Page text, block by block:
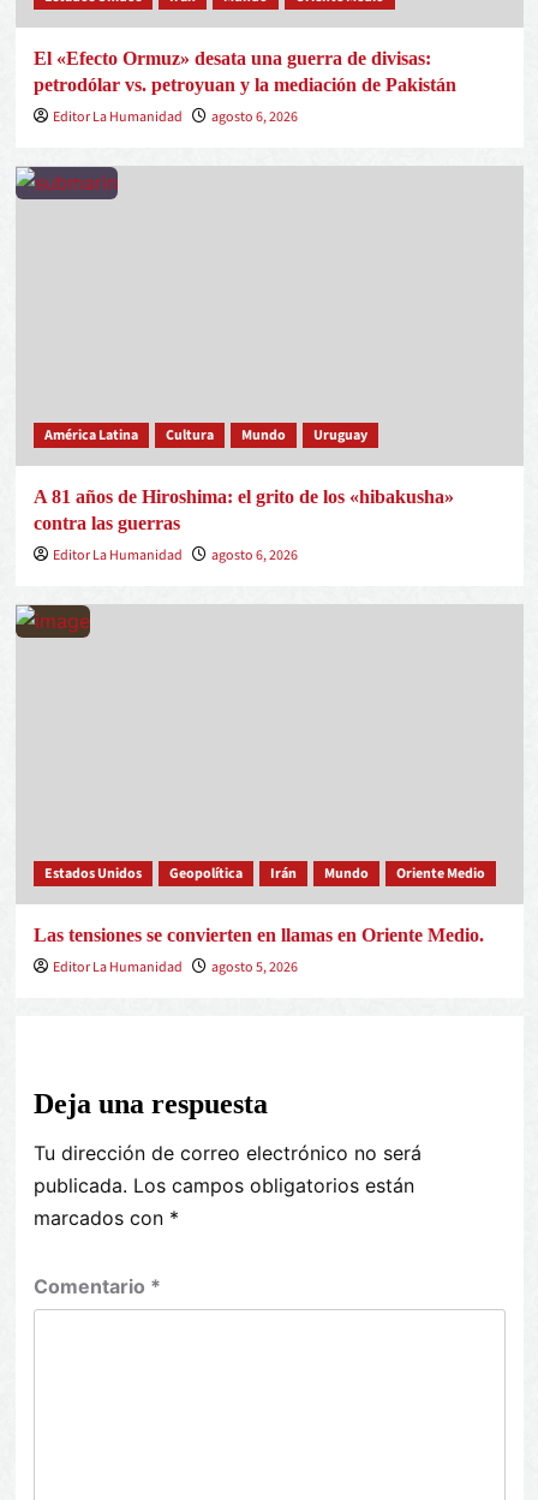
El «Efecto Ormuz» desata una guerra de divisas:
petrodólar vs. petroyuan y la mediación de Pakistán
Editor La Humanidad
agosto 6, 2026
América Latina Cultura Mundo Uruguay
A 81 años de Hiroshima: el grito de los «hibakusha»
contra las guerras
Editor La Humanidad
agosto 6, 2026
Estados Unidos Geopolítica Irán Mundo Oriente Medio
Las tensiones se convierten en llamas en Oriente Medio.
Editor La Humanidad
agosto 5, 2026
Deja una respuesta
Tu dirección de correo electrónico no será
publicada. Los campos obligatorios están
marcados con *
Comentario *